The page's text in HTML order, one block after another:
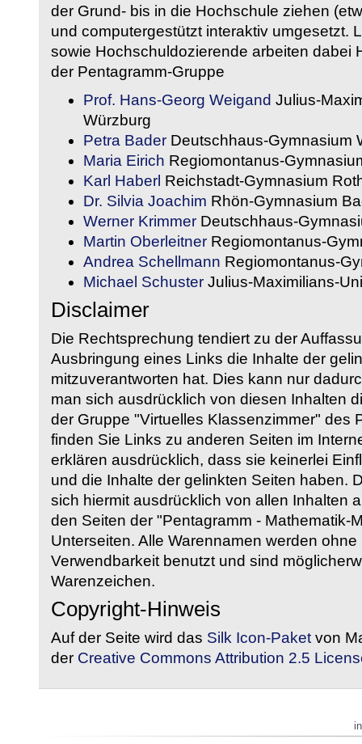
der Grund- bis in die Hochschule ziehen
und computergestützt interaktiv umgesetzt.
sowie Hochschuldozierende arbeiten dabei
der Pentagramm-Gruppe
Prof. Hans-Georg Weigand Julius-
Würzburg
Petra Bader Deutschhaus-Gymnasium
Maria Eirich Regiomontanus-
Karl Haberl Reichstadt-Gymnasium
Dr. Silvia Joachim Rhön-Gymnasium
Werner Krimmer Deutschhaus-
Martin Oberleitner Regiomontanus-
Andrea Schellmann Regiomontanus-
Michael Schuster Julius-Maximilians-
Disclaimer
Die Rechtsprechung tendiert zu der
Ausbringung eines Links die Inhalte der
mitzuverantworten hat. Dies kann nur
man sich ausdrücklich von diesen Inhalten
der Gruppe "Virtuelles Klassenzimmer" des
finden Sie Links zu anderen Seiten im
erklären ausdrücklich, dass sie keinerlei
und die Inhalte der gelinkten Seiten haben.
sich hiermit ausdrücklich von allen Inhalten
den Seiten der "Pentagramm - Mathematik-
Unterseiten. Alle Warennamen werden
Verwendbarkeit benutzt und sind
Warenzeichen.
Copyright-Hinweis
Auf der Seite wird das Silk Icon-Paket von
der Creative Commons Attribution 2.5